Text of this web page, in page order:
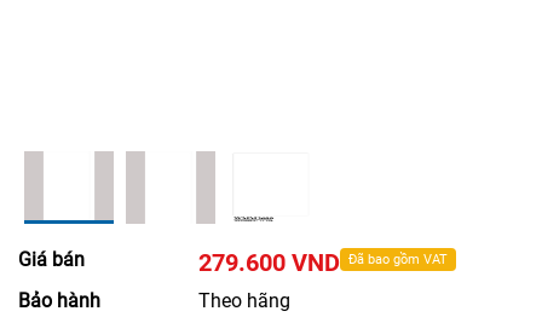
Giá bán 279.600 VND Đã bao gồm VAT
Bảo hành
Theo hãng